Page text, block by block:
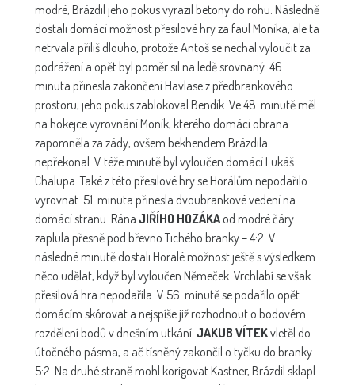
modré, Brázdil jeho pokus vyrazil betony do rohu. Následně
dostali domácí možnost přesilové hry za faul Moníka, ale ta
netrvala příliš dlouho, protože Antoš se nechal vyloučit za
podrážení a opět byl poměr sil na ledě srovnaný. 46.
minuta přinesla zakončení Havlase z předbrankového
prostoru, jeho pokus zablokoval Bendík. Ve 48. minutě měl
na hokejce vyrovnání Moník, kterého domácí obrana
zapomněla za zády, ovšem bekhendem Brázdila
nepřekonal. V téže minutě byl vyloučen domácí Lukáš
Chalupa. Také z této přesilové hry se Horálům nepodařilo
vyrovnat. 51. minuta přinesla dvoubrankové vedení na
domácí stranu. Rána JIŘÍHO HOZÁKA od modré čáry
zaplula přesně pod břevno Tichého branky – 4:2. V
následné minutě dostali Horalé možnost ještě s výsledkem
něco udělat, když byl vyloučen Němeček. Vrchlabí se však
přesilová hra nepodařila. V 56. minutě se podařilo opět
domácím skórovat a nejspíše již rozhodnout o bodovém
rozdělení bodů v dnešním utkání. JAKUB VÍTEKvletěl do
útočného pásma, a ač tísněný zakončil o tyčku do branky –
5:2. Na druhé straně mohl korigovat Kastner, Brázdil sklapl